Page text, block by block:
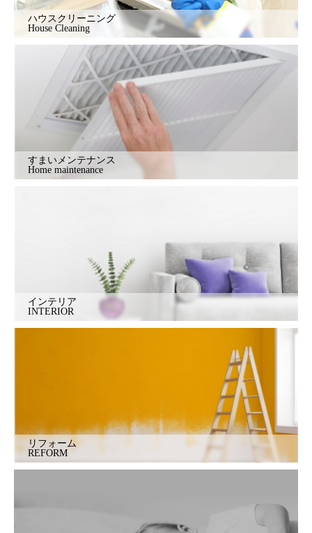
ハウスクリーニング
House Cleaning
すまいメンテナンス
Home maintenance
インテリア
INTERIOR
リフォーム
REFORM